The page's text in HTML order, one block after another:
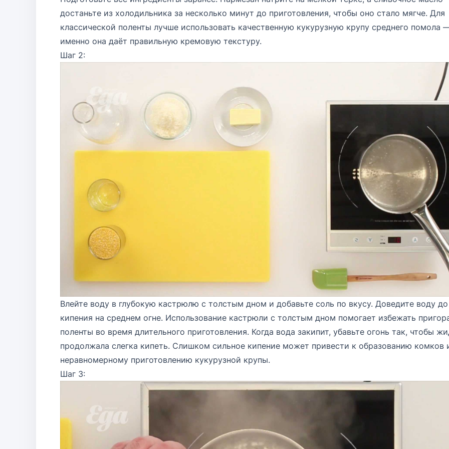
достаньте из холодильника за несколько минут до приготовления, чтобы оно стало мягче. Для
классической поленты лучше использовать качественную кукурузную крупу среднего помола
именно она даёт правильную кремовую текстуру.
Шаг 2:
Влейте воду в глубокую кастрюлю с толстым дном и добавьте соль по вкусу. Доведите воду до
кипения на среднем огне. Использование кастрюли с толстым дном помогает избежать
поленты во время длительного приготовления. Когда вода закипит, убавьте огонь так, чтобы
продолжала слегка кипеть. Слишком сильное кипение может привести к образованию комков
неравномерному приготовлению кукурузной крупы.
Шаг 3: